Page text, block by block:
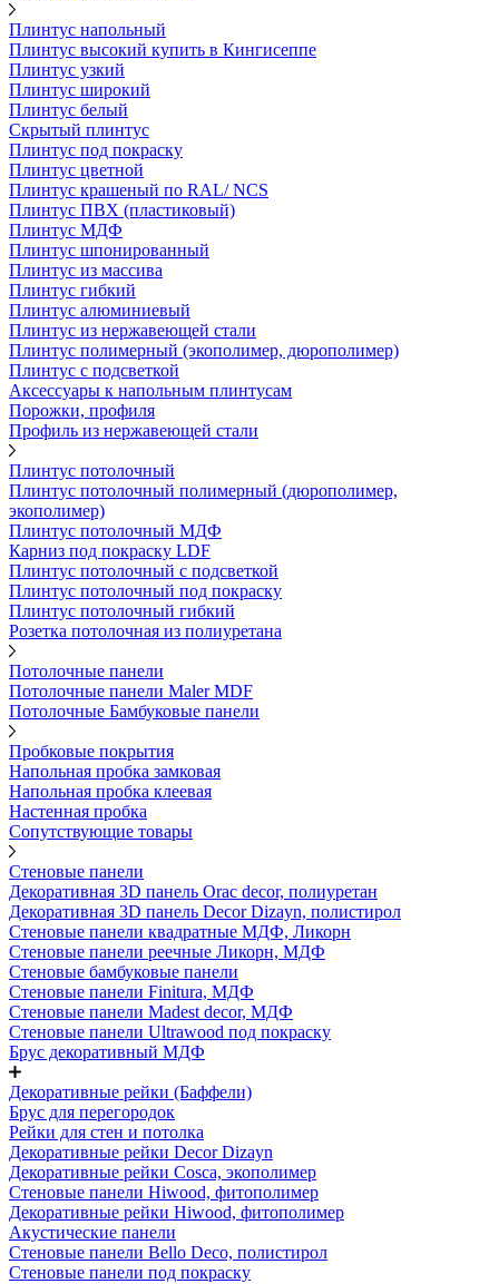
Плинтус напольный
Плинтус высокий купить в Кингисеппе
Плинтус узкий
Плинтус широкий
Плинтус белый
Скрытый плинтус
Плинтус под покраску
Плинтус цветной
Плинтус крашеный по RAL/ NCS
Плинтус ПВХ (пластиковый)
Плинтус МДФ
Плинтус шпонированный
Плинтус из массива
Плинтус гибкий
Плинтус алюминиевый
Плинтус из нержавеющей стали
Плинтус полимерный (экополимер, дюрополимер)
Плинтус с подсветкой
Аксессуары к напольным плинтусам
Порожки, профиля
Профиль из нержавеющей стали
Плинтус потолочный
Плинтус потолочный полимерный (дюрополимер,
экополимер)
Плинтус потолочный МДФ
Карниз под покраску LDF
Плинтус потолочный с подсветкой
Плинтус потолочный под покраску
Плинтус потолочный гибкий
Розетка потолочная из полиуретана
Потолочные панели
Потолочные панели Maler MDF
Потолочные Бамбуковые панели
Пробковые покрытия
Напольная пробка замковая
Напольная пробка клеевая
Настенная пробка
Сопутствующие товары
Стеновые панели
Декоративная 3D панель Orac decor, полиуретан
Декоративная 3D панель Decor Dizayn, полистирол
Стеновые панели квадратные МДФ, Ликорн
Стеновые панели реечные Ликорн, МДФ
Стеновые бамбуковые панели
Стеновые панели Finitura, МДФ
Стеновые панели Madest decor, МДФ
Стеновые панели Ultrawood под покраску
Брус декоративный МДФ
Декоративные рейки (Баффели)
Брус для перегородок
Рейки для стен и потолка
Декоративные рейки Decor Dizayn
Декоративные рейки Cosca, экополимер
Стеновые панели Hiwood, фитополимер
Декоративные рейки Hiwood, фитополимер
Акустические панели
Стеновые панели Bello Deco, полистирол
Стеновые панели под покраску